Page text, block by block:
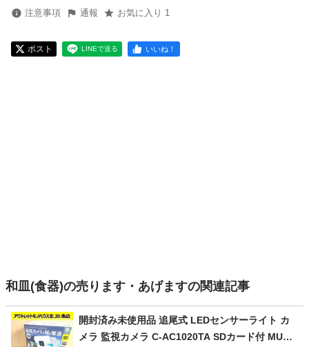
注意事項 通報 お気に入り 1
ポスト LINEで送る いいね！
和皿(食器)の売ります・あげますの関連記事
開封済み未使用品 追尾式 LEDセンサーライト カ
メラ 監視カメラ C-AC1020TA SDカード付 MUSA